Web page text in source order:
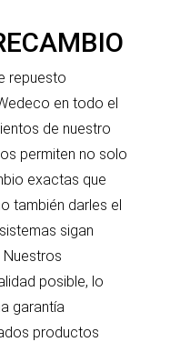
repuesto
en todo el
de nuestro
permiten no solo
exactas que
también darles el
sigan
posible, lo
garantía
productos